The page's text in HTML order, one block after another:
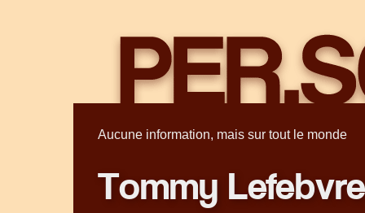
Aucune information, mais sur tout le monde
Tommy Lefebvre